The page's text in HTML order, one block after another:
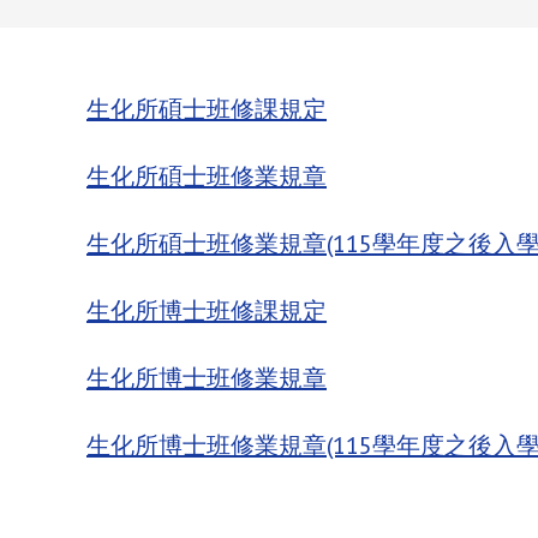
生化所碩士班修課規定
生化所碩士班修業規章
生化所碩士班修業規章(115學年度之後入
生化所博士班修課規定
生化所博士班修業規章
生化所博士班修業規章(115學年度之後入